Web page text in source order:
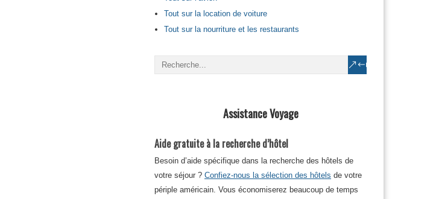
Tout sur la location de voiture
Tout sur la nourriture et les restaurants
Assistance Voyage
Aide gratuite à la recherche d’hôtel
Besoin d’aide spécifique dans la recherche des hôtels de
votre séjour ? Confiez-nous la sélection des hôtels de votre
périple américain. Vous économiserez beaucoup de temps